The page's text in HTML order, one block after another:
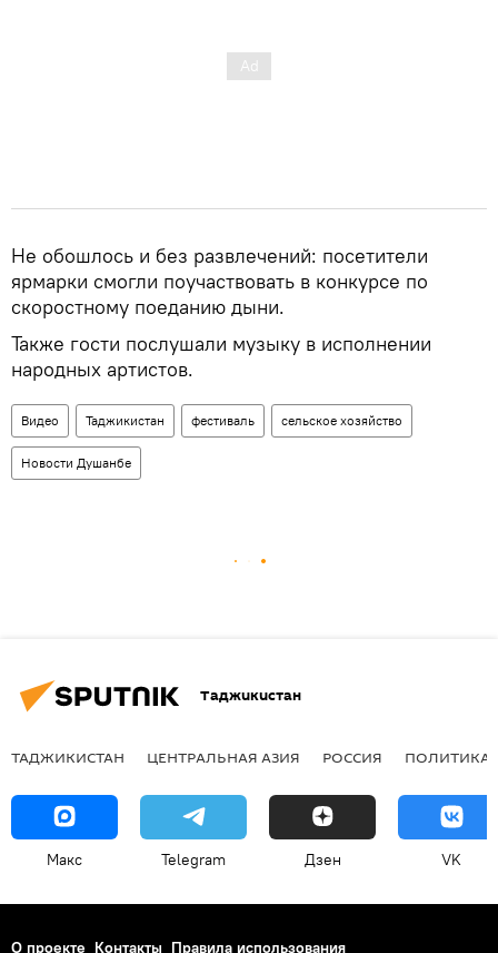
Не обошлось и без развлечений: посетители
ярмарки смогли поучаствовать в конкурсе по
скоростному поеданию дыни.
Также гости послушали музыку в исполнении
народных артистов.
Видео Таджикистан фестиваль сельское хозяйство
Новости Душанбе
Таджикистан
ТАДЖИКИСТАН ЦЕНТРАЛЬНАЯ АЗИЯ РОССИЯ ПОЛИТИКА
Макс Telegram Дзен VK
О проекте Контакты Правила использования